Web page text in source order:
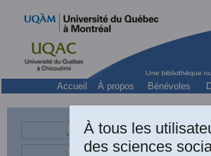
Accueil À propos Bénévoles
À tous les
des sciences